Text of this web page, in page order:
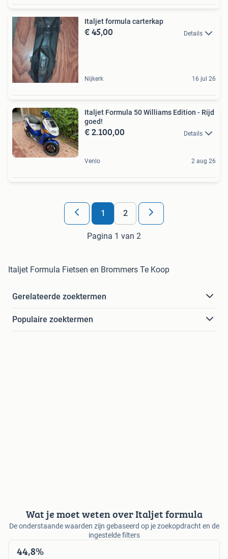
Italjet formula carterkap
€ 45,00 Details
Nijkerk 16 jul 26
Italjet Formula 50 Williams Edition - Rijd
goed!
€ 2.100,00 Details
Venlo 2 aug 26
1 2
Pagina 1 van 2
Italjet Formula Fietsen en Brommers Te Koop
Gerelateerde zoektermen
Populaire zoektermen
Wat je moet weten over Italjet formula
De onderstaande waarden zijn gebaseerd op je zoekopdracht en de
ingestelde filters
44,8%